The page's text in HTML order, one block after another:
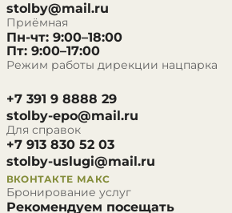
stolby@mail.ru
Приёмная
Пн-чт: 9:00–18:00
Пт: 9:00–17:00
Режим работы дирекции нацпарка
+7 391 9 8888 29
stolby-epo@mail.ru
Для справок
+7 913 830 52 03
stolby-uslugi@mail.ru
ВКОНТАКТЕ МАКС
Бронирование услуг
Рекомендуем посещать